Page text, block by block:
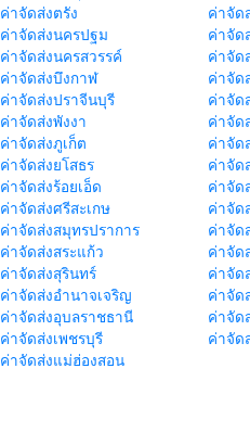
ค่าจัดส่งตรัง
ค่าจัด
ค่าจัดส่งนครปฐม
ค่าจัด
ค่าจัดส่งนครสวรรค์
ค่าจัด
ค่าจัดส่งบึงกาฬ
ค่าจัด
ค่าจัดส่งปราจีนบุรี
ค่าจัด
ค่าจัดส่งพังงา
ค่าจัด
ค่าจัดส่งภูเก็ต
ค่าจัด
ค่าจัดส่งยโสธร
ค่าจัด
ค่าจัดส่งร้อยเอ็ด
ค่าจัด
ค่าจัดส่งศรีสะเกษ
ค่าจัด
ค่าจัดส่งสมุทรปราการ
ค่าจัด
ค่าจัดส่งสระแก้ว
ค่าจัด
ค่าจัดส่งสุรินทร์
ค่าจัด
ค่าจัดส่งอำนาจเจริญ
ค่าจัด
ค่าจัดส่งอุบลราชธานี
ค่าจัด
ค่าจัดส่งเพชรบุรี
ค่าจัด
ค่าจัดส่งแม่ฮ่องสอน